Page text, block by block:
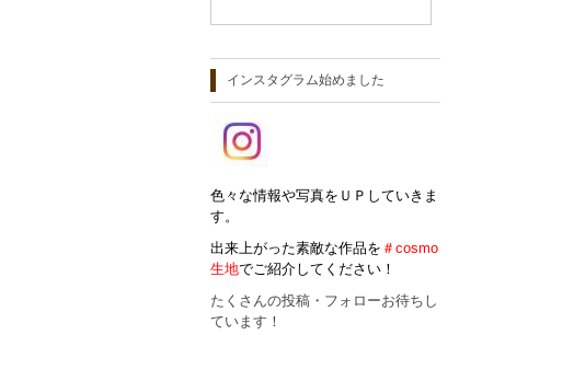
インスタグラム始めました
色々な情報や写真をＵＰしていきま
す。
出来上がった素敵な作品を ＃cosmo
生地でご紹介してください！
たくさんの投稿・フォローお待ちし
ています！